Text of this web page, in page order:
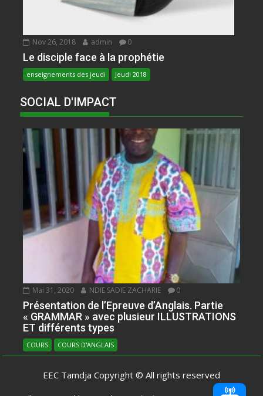
Nov 26, 2018 admin 0
Le disciple face à la prophétie
enseignements des jeudi Jeudi 2018
SOCIAL D'IMPACT
Mai 31, 2020 NDIE SADIE ZACHARIE 0
Présentation de l’Epreuve d’Anglais. Partie
« GRAMMAR » avec plusieur ILLUSTRATIONS
ET différents types
COURS COURS D'ANGLAIS
EEC Tamdja Copyright © All rights reserved